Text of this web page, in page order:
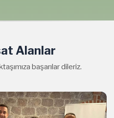
Alanlar
başarılar dileriz.